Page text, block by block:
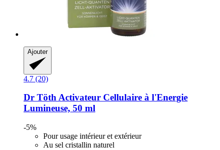
Ajouter
4.7 (20)
Dr TöthActivateur Cellulaire à l'Energie
Lumineuse, 50 ml
-5%
Pour usage intérieur et extérieur
Au sel cristallin naturel